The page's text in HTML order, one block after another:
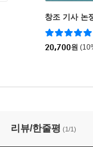
창조 기사 논
20,700원
리뷰/한줄평 (1/1)